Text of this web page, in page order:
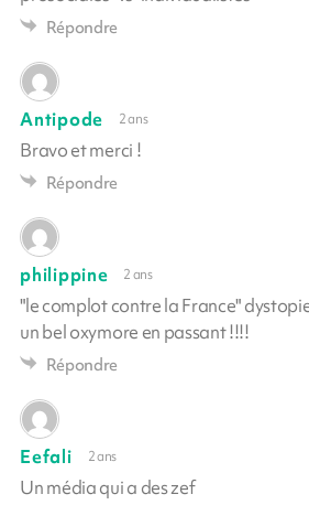
Répondre
Antipode 2 ans
Bravo et merci !
Répondre
philippine 2 ans
"le complot contre la France"
un bel oxymore en passant !!!!
Répondre
Eefali 2 ans
Un média qui a des zef